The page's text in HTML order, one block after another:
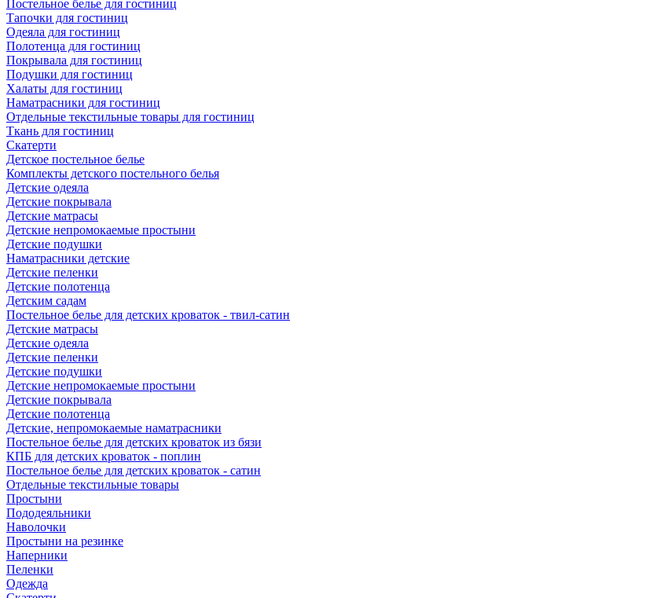
Постельное белье для гостиниц
Тапочки для гостиниц
Одеяла для гостиниц
Полотенца для гостиниц
Покрывала для гостиниц
Подушки для гостиниц
Халаты для гостиниц
Наматрасники для гостиниц
Отдельные текстильные товары для гостиниц
Ткань для гостиниц
Скатерти
Детское постельное белье
Комплекты детского постельного белья
Детские одеяла
Детские покрывала
Детские матрасы
Детские непромокаемые простыни
Детские подушки
Наматрасники детские
Детские пеленки
Детские полотенца
Детским садам
Постельное белье для детских кроваток - твил-сатин
Детские матрасы
Детские одеяла
Детские пеленки
Детские подушки
Детские непромокаемые простыни
Детские покрывала
Детские полотенца
Детские, непромокаемые наматрасники
Постельное белье для детских кроваток из бязи
КПБ для детских кроваток - поплин
Постельное белье для детских кроваток - сатин
Отдельные текстильные товары
Простыни
Пододеяльники
Наволочки
Простыни на резинке
Наперники
Пеленки
Одежда